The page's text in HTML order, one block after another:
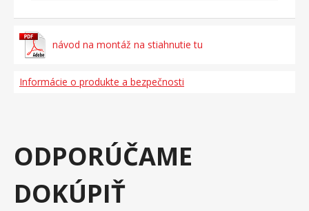
návod na montáž na stiahnutie tu
Informácie o produkte a bezpečnosti
ODPORÚČAME
DOKÚPIŤ